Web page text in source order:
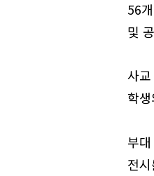
56
및
사
학
부
전